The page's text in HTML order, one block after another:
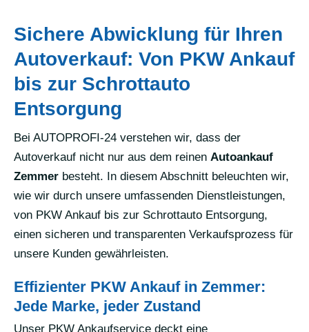
Sichere Abwicklung für Ihren
Autoverkauf: Von PKW Ankauf
bis zur Schrottauto
Entsorgung
Bei AUTOPROFI-24 verstehen wir, dass der
Autoverkauf nicht nur aus dem reinen Autoankauf
Zemmer besteht. In diesem Abschnitt beleuchten wir,
wie wir durch unsere umfassenden Dienstleistungen,
von PKW Ankauf bis zur Schrottauto Entsorgung,
einen sicheren und transparenten Verkaufsprozess für
unsere Kunden gewährleisten.
Effizienter PKW Ankauf in Zemmer:
Jede Marke, jeder Zustand
Unser PKW Ankaufservice deckt eine